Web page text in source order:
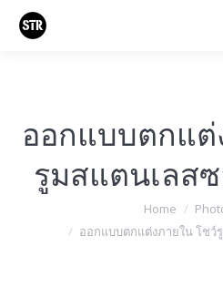
ออกแบบตกแต่
รูมสแตนเลส
Home
ออกแบบตกแต่งภายใน โชว์